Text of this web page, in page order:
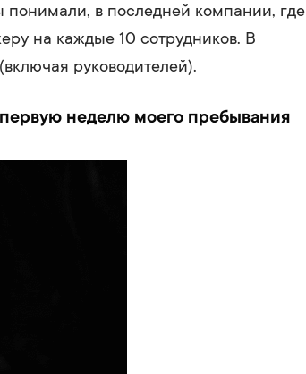
понимали, в последней компании, где
на каждые 10 сотрудников. В
руководителей).
первую неделю моего пребывания